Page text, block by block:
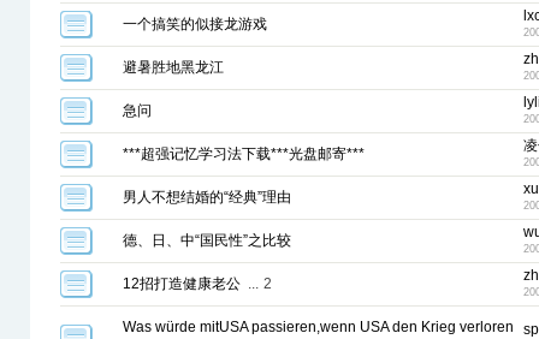
一个搞笑的似接龙游戏
避暑胜地黑龙江
急问
***超强记忆学习法下载***光盘邮寄***
男人不想结婚的“经典”理由
德、日、中“国民性”之比较
12招打造健康老公 ... 2
Was würde mitUSA passieren,wenn USA den Krieg verloren